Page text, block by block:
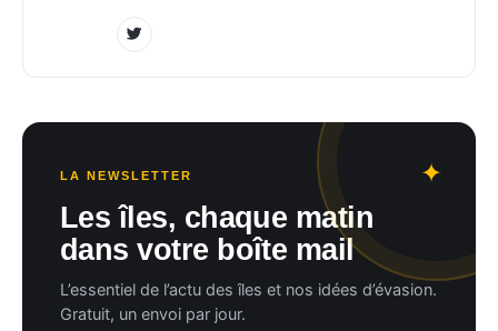
LA NEWSLETTER
Les îles, chaque matin
dans votre boîte mail
L’essentiel de l’actu des îles et nos idées d’évasion.
Gratuit, un envoi par jour.